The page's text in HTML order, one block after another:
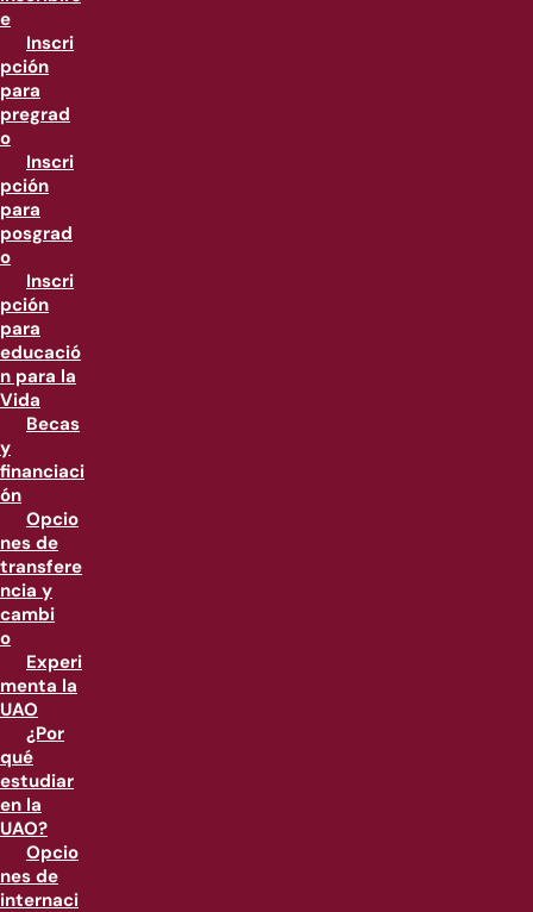
e
Inscri
pción
para
pregrad
o
Inscri
pción
para
posgrad
o
Inscri
pción
para
educació
n para la
Vida
Becas
y
financiaci
ón
Opcio
nes de
transfere
ncia y
cambi
o
Experi
menta la
UAO
¿Por
qué
estudiar
en la
UAO?
Opcio
nes de
internaci